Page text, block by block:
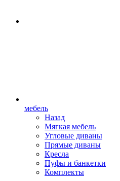
мебель
Назад
Мягкая мебель
Угловые диваны
Прямые диваны
Кресла
Пуфы и банкетки
Комплекты